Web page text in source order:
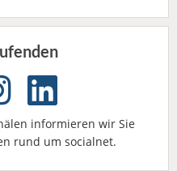
informieren wir Sie
rund um socialnet.